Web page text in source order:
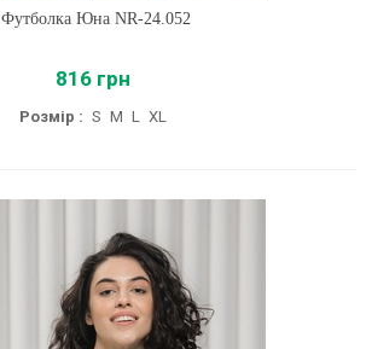
Футболка Юна NR-24.052
816 грн
Розмір : S M L XL